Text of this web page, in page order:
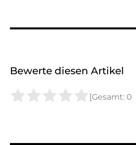
Bewerte diesen Artikel
[Gesamt: 0